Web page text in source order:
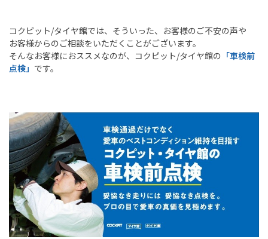
コクピット/タイヤ館では、そういった、お客様のご不安の声や
お客様からのご相談をいただくことがございます。
そんなお客様におススメなのが、コクピット/タイヤ館の 「車検前
点検」 です。